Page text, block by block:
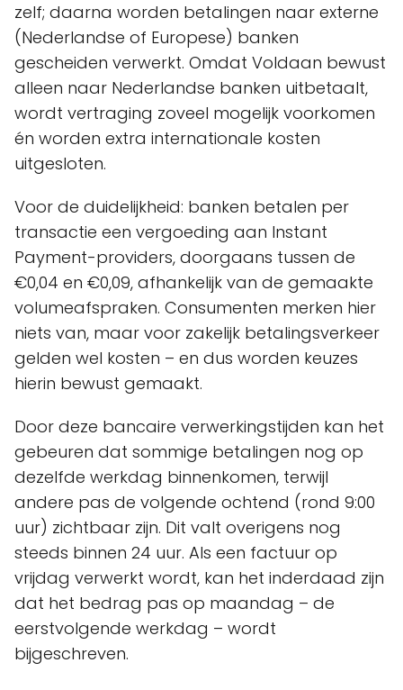
zelf; daarna worden betalingen naar externe
(Nederlandse of Europese) banken
gescheiden verwerkt. Omdat Voldaan bewust
alleen naar Nederlandse banken uitbetaalt,
wordt vertraging zoveel mogelijk voorkomen
én worden extra internationale kosten
uitgesloten.
Voor de duidelijkheid: banken betalen per
transactie een vergoeding aan Instant
Payment-providers, doorgaans tussen de
€0,04 en €0,09, afhankelijk van de gemaakte
volumeafspraken. Consumenten merken hier
niets van, maar voor zakelijk betalingsverkeer
gelden wel kosten – en dus worden keuzes
hierin bewust gemaakt.
Door deze bancaire verwerkingstijden kan het
gebeuren dat sommige betalingen nog op
dezelfde werkdag binnenkomen, terwijl
andere pas de volgende ochtend (rond 9:00
uur) zichtbaar zijn. Dit valt overigens nog
steeds binnen 24 uur. Als een factuur op
vrijdag verwerkt wordt, kan het inderdaad zijn
dat het bedrag pas op maandag – de
eerstvolgende werkdag – wordt
bijgeschreven.